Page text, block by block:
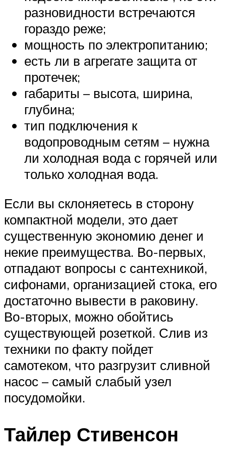
разновидности встречаются
гораздо реже;
мощность по электропитанию;
есть ли в агрегате защита от
протечек;
габариты – высота, ширина,
глубина;
тип подключения к
водопроводным сетям – нужна
ли холодная вода с горячей или
только холодная вода.
Если вы склоняетесь в сторону
компактной модели, это дает
существенную экономию денег и
некие преимущества. Во-первых,
отпадают вопросы с сантехникой,
сифонами, организацией стока, его
достаточно вывести в раковину.
Во-вторых, можно обойтись
существующей розеткой. Слив из
техники по факту пойдет
самотеком, что разгрузит сливной
насос – самый слабый узел
посудомойки.
Тайлер Стивенсон